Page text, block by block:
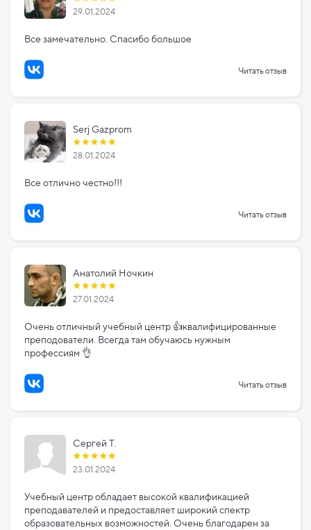
29.01.2024
Все замечательно. Спасибо большое
Читать отзыв
Serj Gazprom
28.01.2024
Все отлично честно!!!
Читать отзыв
Анатолий Ночкин
27.01.2024
Очень отличный учебный центр 👍квалифицированные
преподователи. Всегда там обучаюсь нужным
профессиям 👌
Читать отзыв
Сергей Т.
23.01.2024
Учебный центр обладает высокой квалификацией
преподавателей и предоставляет широкий спектр
образовательных возможностей. Очень благодарен за